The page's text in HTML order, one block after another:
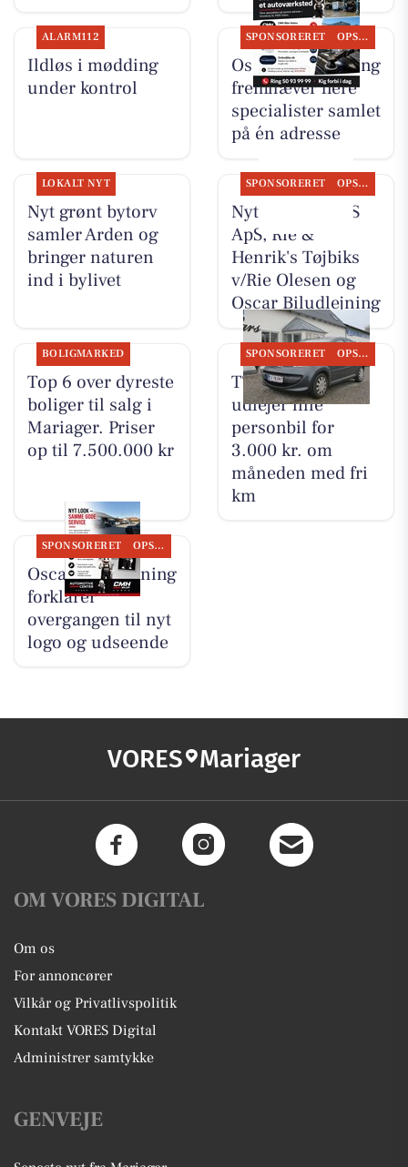
ALARM112
Ildløs i mødding
under kontrol
SPONSORERET OPSLAGSTAVLEN
Oscar Biludlejning
fremhæver flere
specialister samlet
på én adresse
LOKALT NYT
Nyt grønt bytorv
samler Arden og
bringer naturen
ind i bylivet
SPONSORERET OPSLAGSTAVLEN
Nyt fra TT CARS
ApS, Rie &
Henrik's Tøjbiks
v/Rie Olesen og
Oscar Biludlejning
BOLIGMARKED
Top 6 over dyreste
boliger til salg i
Mariager. Priser
op til 7.500.000 kr
SPONSORERET OPSLAGSTAVLEN
TT CARS ApS
udlejer lille
personbil for
3.000 kr. om
måneden med fri
km
SPONSORERET OPSLAGSTAVLEN
Oscar Biludlejning
forklarer
overgangen til nyt
logo og udseende
VORES Mariager
OM VORES DIGITAL
Om os
For annoncører
Vilkår og Privatlivspolitik
Kontakt VORES Digital
Administrer samtykke
GENVEJE